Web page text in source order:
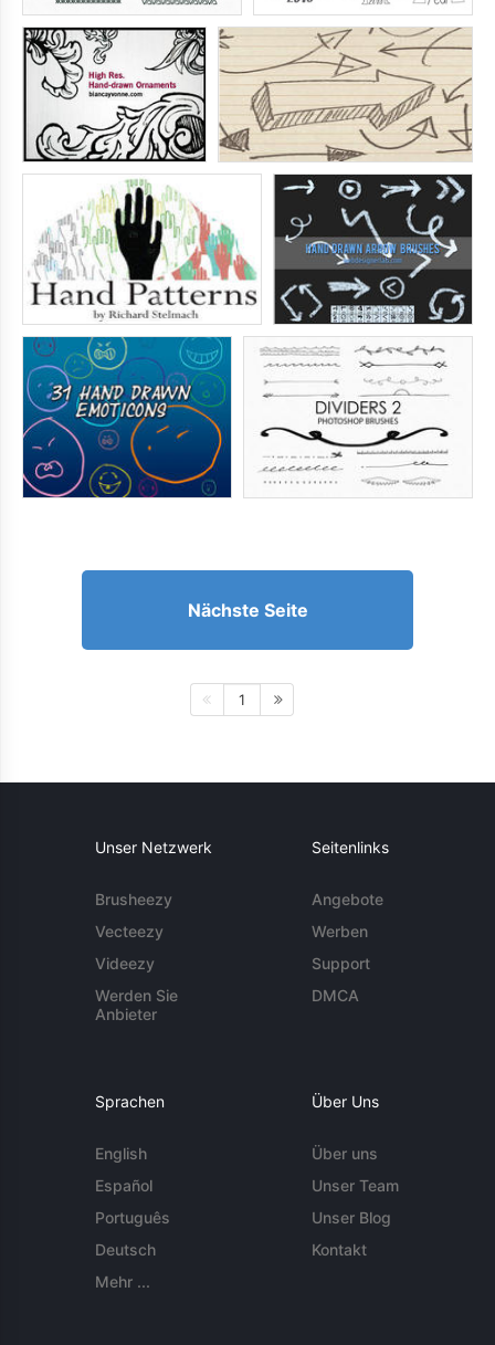
Nächste Seite
1
Unser Netzwerk
Brusheezy
Vecteezy
Videezy
Werden Sie
Anbieter
Seitenlinks
Angebote
Werben
Support
DMCA
Sprachen
English
Español
Português
Deutsch
Mehr ...
Über Uns
Über uns
Unser Team
Unser Blog
Kontakt